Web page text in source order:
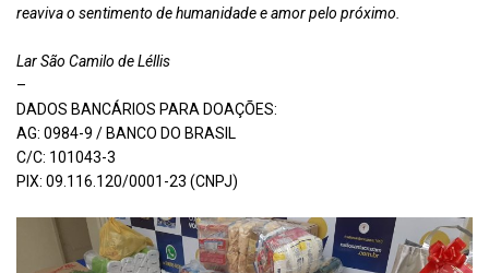
reaviva o sentimento de humanidade e amor pelo próximo.
Lar São Camilo de Léllis
–
DADOS BANCÁRIOS PARA DOAÇÕES:
AG: 0984-9 / BANCO DO BRASIL
C/C: 101043-3
PIX: 09.116.120/0001-23 (CNPJ)